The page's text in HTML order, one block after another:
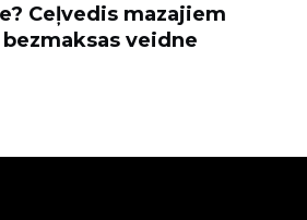
Ceļvedis mazajiem
veidne